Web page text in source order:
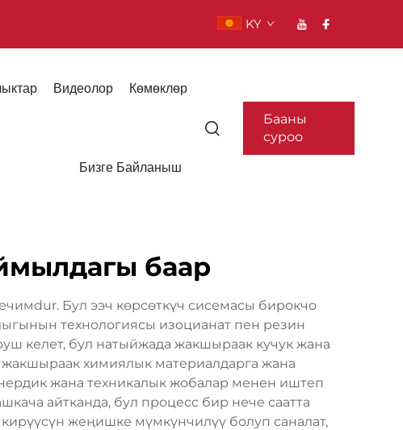
KY
Видеолор Көмөклөр
Бизге Байланыш
Бааны
суроо
баар
Бул ээч көрсөткүч сисемасы бирокчо
технологиясы изоцианат пен резин
келет, бул натыйжада жакшыраак кучук жана
химиялык материалдарга жана
жана техникалык жобалар менен иштеп
айтканда, бул процесс бир нече саатта
жеңишке мүмкүнчилүү болуп саналат,